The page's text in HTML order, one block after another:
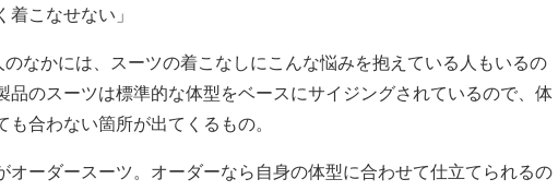
着こなせない」
なかには、スーツの着こなしにこんな悩みを抱えている人もいるの
品のスーツは標準的な体型をベースにサイジングされているので、体
合わない箇所が出てくるもの。
オーダースーツ。オーダーなら自身の体型に合わせて仕立てられるの